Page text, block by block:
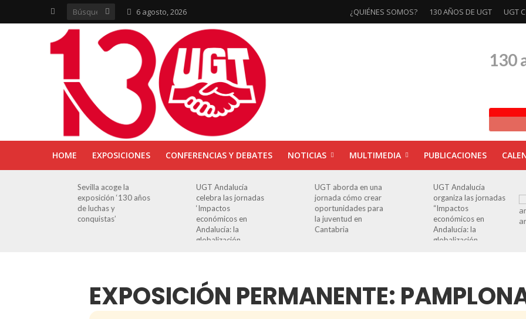
6 agosto, 2026 ¿QUIÉNES SOMOS? 130 AÑOS DE UGT UGT
130
HOME EXPOSICIONES CONFERENCIAS Y DEBATES NOTICIAS MULTIMEDIA PUBLICACIONES
Sevilla acoge la
exposición ‘130 años
de luchas y
conquistas’
UGT Andalucía
celebra las jornadas
‘Impactos
económicos en
Andalucía: la
globalización
UGT aborda en una
jornada cómo crear
oportunidades para
la juventud en
Cantabria
UGT Andalucía
organiza las jornadas
“Impactos
económicos en
Andalucía: la
globalización
EXPOSICIÓN PERMANENTE: